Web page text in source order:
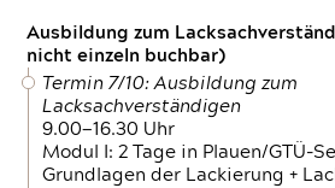
Ausbildung zum
nicht einzeln buchbar)
Termin 7/10: Ausbildung zum
Lacksachverständigen
9.00—16.30 Uhr
Modul I: 2 Tage in Plauen/GTÜ-
Grundlagen der Lackierung +